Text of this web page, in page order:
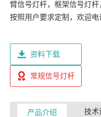
臂信号灯杆，框架信号灯
按照用户要求定制，欢迎电
资料下载
常规信号灯杆
产品介绍 技术